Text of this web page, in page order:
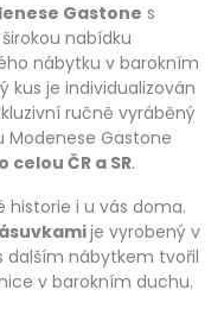
Gastone s
nabídku
nábytku v barokním
kus je individualizován
ručně vyráběný
Modenese Gastone
ČR a SR.
historie i u vás doma.
je vyrobený v
dalším nábytkem tvořil
v barokním duchu.